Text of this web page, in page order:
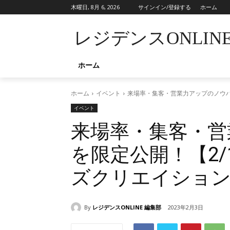
木曜日, 8月 6, 2026 サインイン/登録する ホーム
レジデンス
ホーム
ホーム イベント 来場率・集客・営業力アップのノウ
イベント
来場率・集客・
を限定公開！【
ズクリエイショ
By レジデンスONLINE 編集部 2023年2月3日